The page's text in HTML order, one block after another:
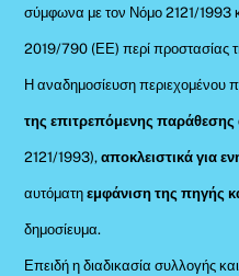
σύμφωνα με τον Νόμο 2121/1993
2019/790 (ΕΕ) περί προστασίας
Η αναδημοσίευση περιεχομένου
της επιτρεπόμενης
2121/1993), αποκλειστικά για
αυτόματηεμφάνιση της πηγής
δημοσίευμα.
Επειδή η διαδικασία συλλογής